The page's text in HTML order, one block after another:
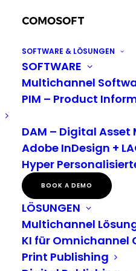
SOFTWARE & LÖSUNGEN
SOFTWARE
Multichannel
PIM – Product
DAM – Digital
Adobe InDesign +
Hyper
BOOK A DEMO
LÖSUNGEN
Multichannel
KI für Omnichannel
Print Publishing
Pressemitteilung:
Home Neuigkeiten
COMOSOFT
MENARDS
KUNDEN:
Die drittgrößte
der USA setzt auf